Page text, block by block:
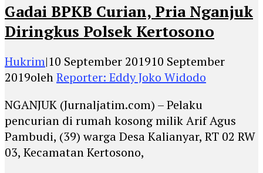
Gadai BPKB Curian, Pria Nganjuk
Diringkus Polsek Kertosono
Hukrim|10 September 201910 September
2019olehReporter: Eddy Joko Widodo
NGANJUK (Jurnaljatim.com) – Pelaku
pencurian di rumah kosong milik Arif Agus
Pambudi, (39) warga Desa Kalianyar, RT 02 RW
03, Kecamatan Kertosono,